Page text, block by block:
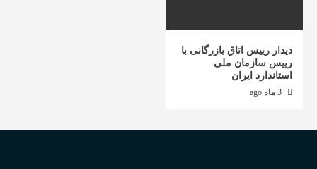
دیدار رییس اتاق بازرگانی با
رییس سازمان ملی
استاندارد ایران